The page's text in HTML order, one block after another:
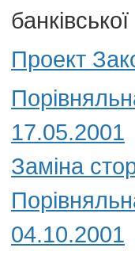
Проект
17.05.2001
Заміна
04.10.2001